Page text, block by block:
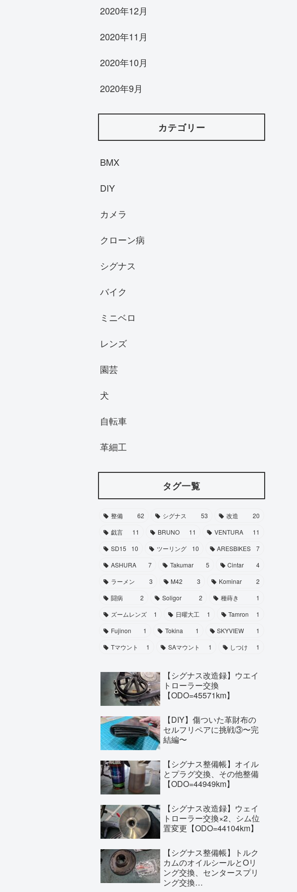
2020年12月
2020年11月
2020年10月
2020年9月
カテゴリー
BMX
DIY
カメラ
クローン病
シグナス
バイク
ミニベロ
レンズ
園芸
犬
自転車
革細工
タグ一覧
整備 62 シグナス 53 改造
20
戯言
11 BRUNO 11 VENTURA
11
SD15
10 ツーリング 10 ARESBIKES
7
ASHURA
7 Takumar 5 Cintar
4
ラーメン
3 M42 3 Kominar
2
闘病
2 Soligor 2 種蒔き
1
ズームレンズ
1 日曜大工 1 Tamron
1
Fujinon
1 Tokina 1 SKYVIEW
1
Tマウント
1 SAマウント 1 しつけ 1
【シグナス改造録】ウエイ
トローラー交換
【ODO=45571km】
【DIY】傷ついた革財布の
セルフリペアに挑戦③〜完
結編〜
【シグナス整備帳】オイル
とプラグ交換、その他整備
【ODO=44949km】
【シグナス改造録】ウェイ
トローラー交換×2、シム位
置変更【ODO=44104km】
【シグナス整備帳】トルク
カムのオイルシールとOリ
ング交換、センタースプリ
ング交換